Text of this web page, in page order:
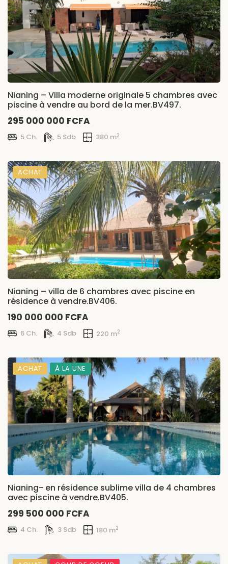
Nianing – Villa moderne originale 5 chambres avec
piscine à vendre au bord de la mer.BV497.
295 000 000 FCFA
5 Ch. 5 Sdb 380 m2
ACHAT
Nianing – villa de 6 chambres avec piscine en
résidence à vendre.BV406.
190 000 000 FCFA
6 Ch. 4 Sdb 220 m2
ACHAT À LA UNE
Nianing- en résidence sublime villa de 4 chambres
avec piscine à vendre.BV405.
299 500 000 FCFA
4 Ch. 3 Sdb 180 m2